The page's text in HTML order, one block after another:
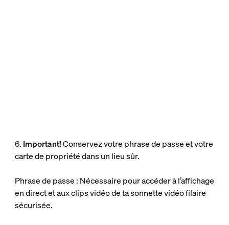
6. Important!Conservez votre phrase de passe et votre
carte de propriété dans un lieu sûr.
Phrase de passe : Nécessaire pour accéder à l’affichage
en direct et aux clips vidéo de ta sonnette vidéo filaire
sécurisée.